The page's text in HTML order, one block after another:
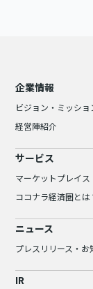
企業情報
ビジョン・ミッショ
経営陣紹介
サービス
マーケットプレイス
ココナラ経済圏とは
ニュース
プレスリリース・お
IR